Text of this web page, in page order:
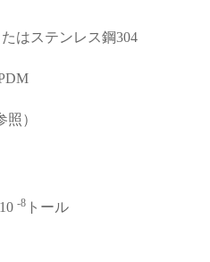
はステンレス鋼304
）
-8 トール